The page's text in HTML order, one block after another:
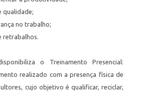
qualidade;
no trabalho;
retrabalhos.
o Treinamento Presencial:
realizado com a presença física de
cujo objetivo é qualificar, reciclar,